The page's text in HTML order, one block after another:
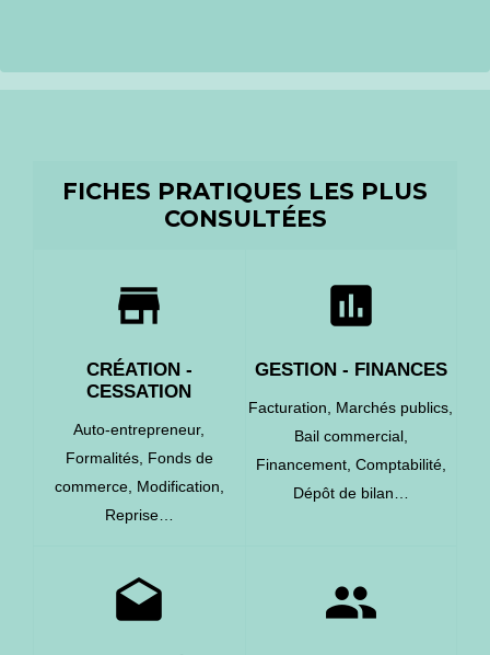
FICHES PRATIQUES LES PLUS
CONSULTÉES
store
CRÉATION -
CESSATION
Auto-entrepreneur,
Formalités, Fonds de
commerce, Modification,
Reprise…
assessment
GESTION - FINANCES
Facturation, Marchés publics,
Bail commercial,
Financement, Comptabilité,
Dépôt de bilan…
drafts people